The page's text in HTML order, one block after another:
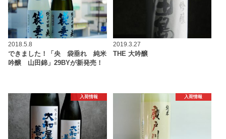
2018.5.8
できました！「央 袋垂れ 純米
吟醸 山田錦」29BYが新発売！
2019.3.27
THE 大吟醸
入荷情報 入荷情報